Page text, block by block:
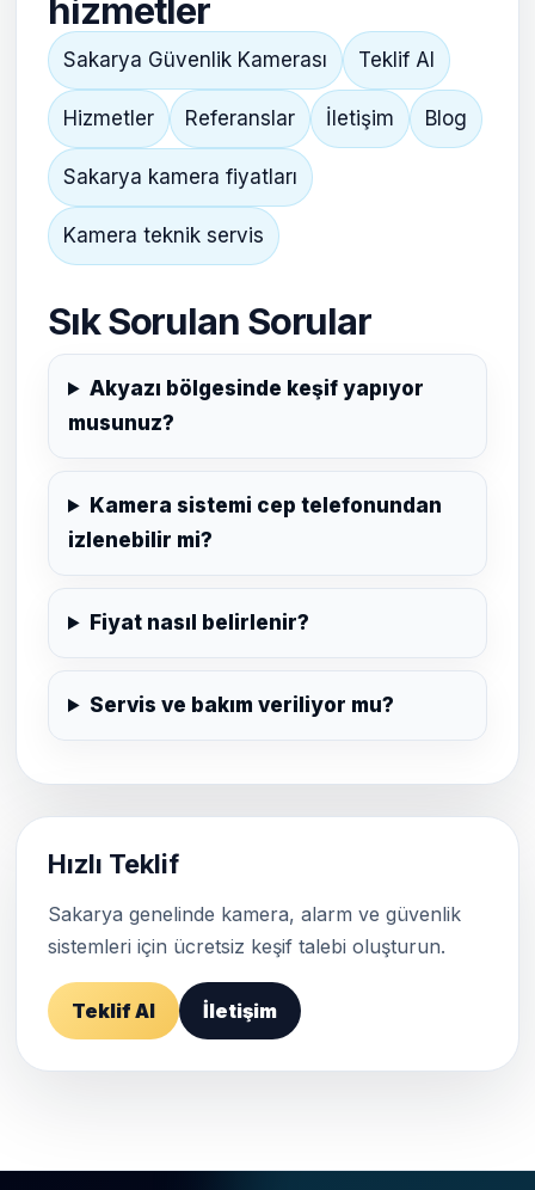
hizmetler
Sakarya Güvenlik Kamerası Teklif Al
Hizmetler Referanslar İletişim Blog
Sakarya kamera fiyatları
Kamera teknik servis
Sık Sorulan Sorular
Akyazı bölgesinde keşif yapıyor
musunuz?
Kamera sistemi cep telefonundan
izlenebilir mi?
Fiyat nasıl belirlenir?
Servis ve bakım veriliyor mu?
Hızlı Teklif
Sakarya genelinde kamera, alarm ve güvenlik
sistemleri için ücretsiz keşif talebi oluşturun.
Teklif Al İletişim